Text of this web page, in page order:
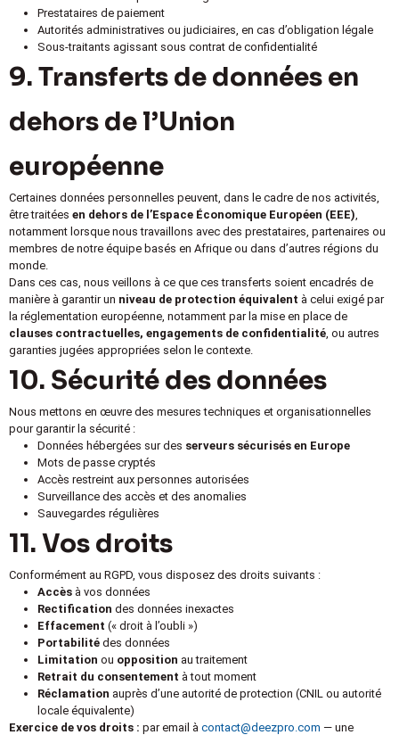
Prestataires de paiement
Autorités administratives ou judiciaires, en cas d’obligation légale
Sous-traitants agissant sous contrat de confidentialité
9. Transferts de données en
dehors de l’Union
européenne
Certaines données personnelles peuvent, dans le cadre de nos activités,
être traitées en dehors de l’Espace Économique Européen (EEE),
notamment lorsque nous travaillons avec des prestataires, partenaires ou
membres de notre équipe basés en Afrique ou dans d’autres régions du
monde.
Dans ces cas, nous veillons à ce que ces transferts soient encadrés de
manière à garantir un niveau de protection équivalent à celui exigé par
la réglementation européenne, notamment par la mise en place de
clauses contractuelles, engagements de confidentialité, ou autres
garanties jugées appropriées selon le contexte.
10. Sécurité des données
Nous mettons en œuvre des mesures techniques et organisationnelles
pour garantir la sécurité :
Données hébergées sur des serveurs sécurisés en Europe
Mots de passe cryptés
Accès restreint aux personnes autorisées
Surveillance des accès et des anomalies
Sauvegardes régulières
11. Vos droits
Conformément au RGPD, vous disposez des droits suivants :
Accès à vos données
Rectification des données inexactes
Effacement (« droit à l’oubli »)
Portabilité des données
Limitation ou opposition au traitement
Retrait du consentement à tout moment
Réclamation auprès d’une autorité de protection (CNIL ou autorité
locale équivalente)
Exercice de vos droits : par email à contact@deezpro.com — une